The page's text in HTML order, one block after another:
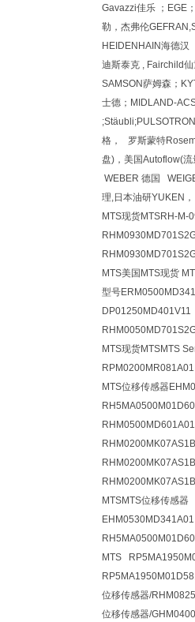
Gavazzi佳乐 ；EGE
勒，杰弗伦
HEIDENHAIN海德汉
迪斯泰克 , Fairchild
SAMSON萨姆森；
士德；MIDLAND-
格， 罗斯蒙特
盘)，美国Autoflow(
WEBER 德国
理,日本油研YUKEN
MTS现货MTSRH-M-
MTS美国MTS现货
型号
MTS现货MTSMTS
MTS位移传感器
MTSMTS位移传感
MTS
位移传感器/
位移传感器/